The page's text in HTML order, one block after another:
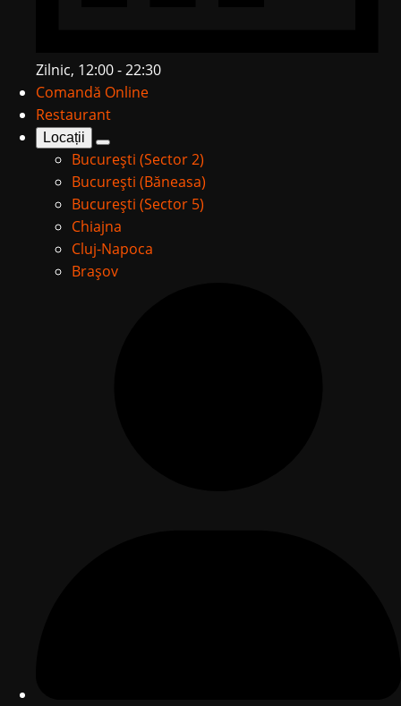
Zilnic, 12:00 - 22:30
Comandă Online
Restaurant
Locații
București (Sector 2)
București (Băneasa)
București (Sector 5)
Chiajna
Cluj-Napoca
Brașov